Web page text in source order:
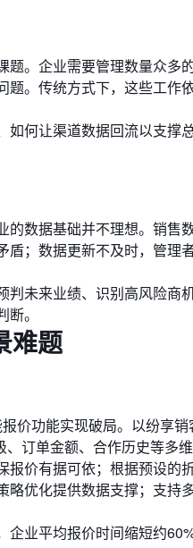
。企业需要管理数量众多
。传统方式下，这些工作
何让渠道数据回流以支撑
数据基础并不理想。销售
；数据更新不及时，管理
未来业绩、识别高风险商
。
难题
价功能实现破局。以纷享
订单金额、合作历史等多
价有据可依；根据预设的
优化提供数据支撑；支持
业平均报价时间缩短约